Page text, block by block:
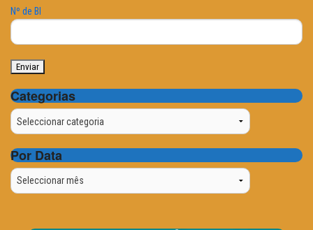
Nº de BI
Categorias
Categorias
Por Data
Por
Data